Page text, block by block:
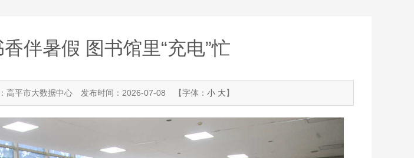
伴暑假 图书馆里“充电”忙
高平市大数据中心 发布时间：2026-07-08 【字体：小 大】